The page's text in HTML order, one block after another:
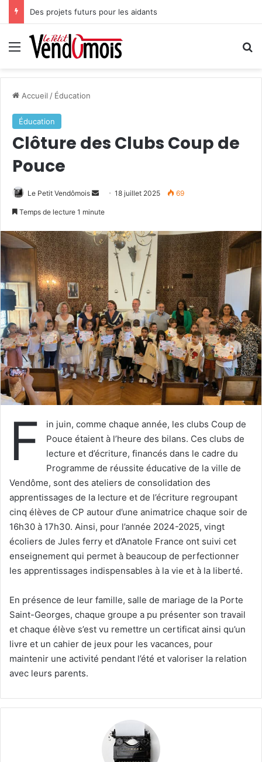
Des projets futurs pour les aidants
Menu
Accueil / Éducation
Éducation
Clôture des Clubs Coup de
Pouce
Le Petit Vendômois
o
y
e
r
u
n
c
o
u
r
r
i
e
18 juillet 2025 69
Temps de lecture 1 minute
F
in juin, comme chaque année, les clubs Coup de
Pouce étaient à l’heure des bilans. Ces clubs de
lecture et d’écriture, financés dans le cadre du
Programme de réussite éducative de la ville de
Vendôme, sont des ateliers de consolidation des
apprentissages de la lecture et de l’écriture regroupant
cinq élèves de CP autour d’une animatrice chaque soir de
16h30 à 17h30. Ainsi, pour l’année 2024-2025, vingt
écoliers de Jules ferry et d’Anatole France ont suivi cet
enseignement qui permet à beaucoup de perfectionner
les apprentissages indispensables à la vie et à la liberté.
En présence de leur famille, salle de mariage de la Porte
Saint-Georges, chaque groupe a pu présenter son travail
et chaque élève s’est vu remettre un certificat ainsi qu’un
livre et un cahier de jeux pour les vacances, pour
maintenir une activité pendant l’été et valoriser la relation
avec leurs parents.